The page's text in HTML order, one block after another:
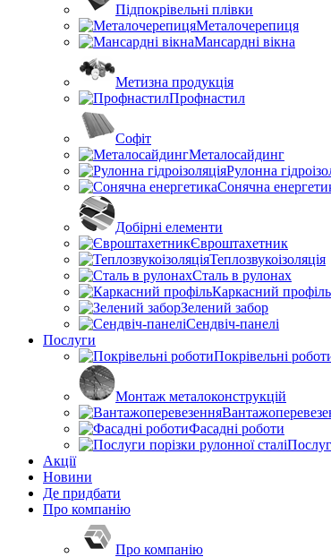
Підпокрівельні плівки
Металочерепиця
Мансардні вікна
Метизна продукція
Профнастил
Софіт
Металосайдинг
Рулонна
Сонячна
Добірні елементи
Євроштахетник
Теплозвукоізоляція
Сталь в рулонах
Каркасний профіль
Зелений забор
Сендвіч-панелі
Послуги
Покрівельні
Монтаж металоконструкцій
Фасадні роботи
Акції
Новини
Де придбати
Про компанію
Про компанію